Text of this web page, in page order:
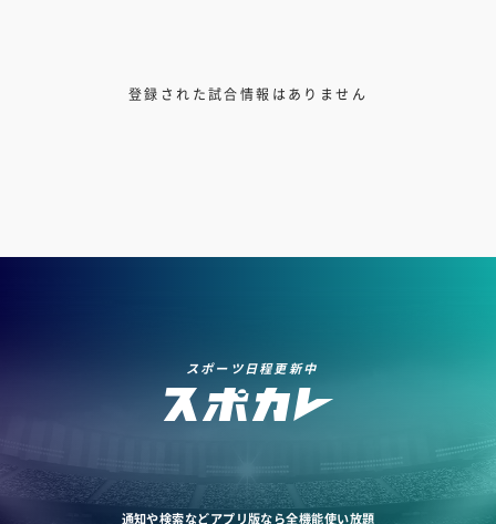
登録された試合情報はありません
スポーツ日程更新中
通知や検索などアプリ版なら全機能使い放題